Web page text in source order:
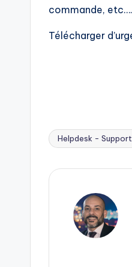
commande, etc….
Télécharger
Tags:
Helpdesk - Support